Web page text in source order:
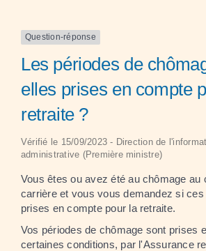
Question-réponse
Les périodes de
elles prises en compte
retraite ?
Vérifié le 15/09/2023 - Direction de
administrative (Première ministre)
Vous êtes ou avez été au chômage au
carrière et vous vous demandez si
prises en compte pour la retraite.
Vos périodes de chômage sont prises
certaines conditions, par l'Assurance